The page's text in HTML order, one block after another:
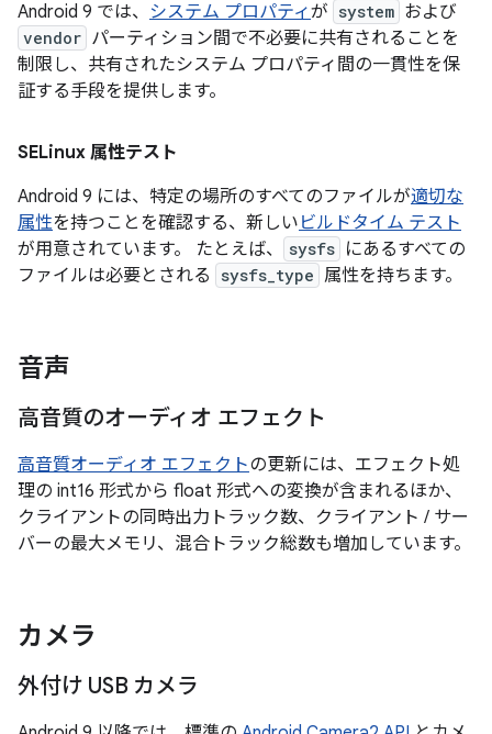
Android 9 では、 システム プロパティが system および
vendor パーティション間で不必要に共有されることを
制限し、共有されたシステム プロパティ間の一貫性を保
証する手段を提供します。
SELinux 属性テスト
Android 9 には、特定の場所のすべてのファイルが適切な
属性を持つことを確認する、新しい ビルドタイム テスト
が用意されています。 たとえば、
sysfs にあるすべての
ファイルは必要とされる
sysfs_type 属性を持ちます。
音声
高音質のオーディオ エフェクト
高音質オーディオ エフェクトの更新には、エフェクト処
理の int16 形式から float 形式への変換が含まれるほか、
クライアントの同時出力トラック数、クライアント / サー
バーの最大メモリ、混合トラック総数も増加しています。
カメラ
外付け USB カメラ